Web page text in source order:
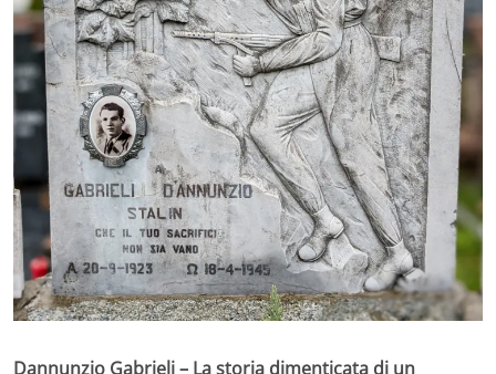
Dannunzio Gabrieli – La storia dimenticata di un